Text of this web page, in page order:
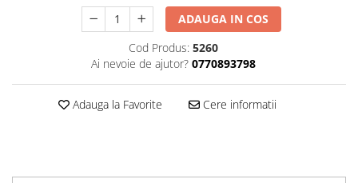
ADAUGA IN COS
Cod Produs: 5260
Ai nevoie de ajutor? 0770893798
Adauga la Favorite Cere informatii